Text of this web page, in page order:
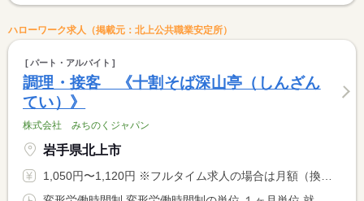
ハローワーク求人（掲載元：北上公共職業安定所）
パート・アルバイト
調理・接客 《十割そば深山亭（しんざん
てい）》
株式会社 みちのくジャパン
岩手県北上市
1,050円〜1,120円 ※フルタイム求人の場合は月額（換算額）、パート求人の場合は時間額を表示しています。